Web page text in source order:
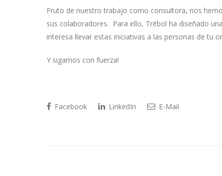
Fruto de nuestro trabajo como consultora, nos
sus colaboradores. Para ello, Trébol ha diseñado
interesa llevar estas iniciativas a las personas de tu
Y sigamos con fuerza!
Facebook LinkedIn E-Mail